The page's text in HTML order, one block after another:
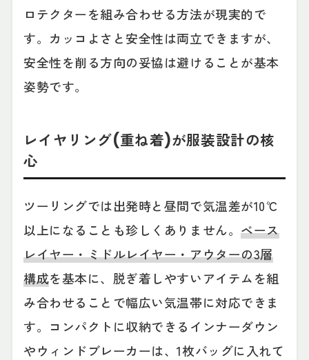
ロテクターを組み合わせる方法が現実的で
す。カッコよさと安全性は両立できますが、
安全性を削る方向の妥協は避けることが基本
姿勢です。
レイヤリング(重ね着)が服装設計の核
心
ツーリングでは出発時と昼間で気温差が10℃
以上になることも珍しくありません。ベース
レイヤー・ミドルレイヤー・アウターの3層
構成を基本に、脱ぎ着しやすいアイテムを組
み合わせることで幅広い気温帯に対応できま
す。コンパクトに収納できるインナーダウン
やウィンドブレーカーは、1枚バッグに入れて